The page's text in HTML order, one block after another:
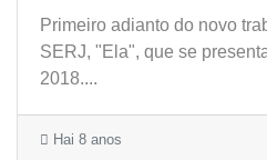
Primeiro adianto do novo
SERJ, "Ela", que se
2018....
Hai 8 anos